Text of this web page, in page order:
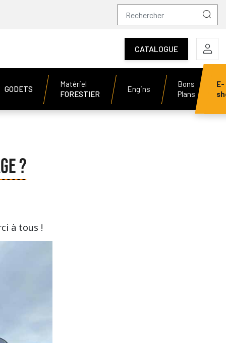
CATALOGUE
GODETS
Matériel
FORESTIER
Engins
Bons
Plans
E-
?
à tous !